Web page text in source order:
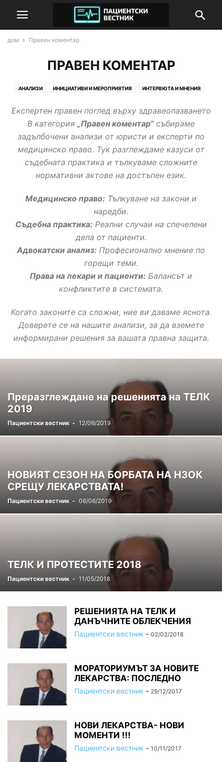
дом Правен коментар
ПРАВЕН КОМЕНТАР
АНАЛИЗИ ИНИЦИАТИВИ И МЕРОПРИЯТИЯ ИНТЕРВЮТА И МНЕНИЯ
ПРАВЕН КОМЕНТАР ПРОУЧВАНИЯ И СТАТИСТИКА
Експертен правен поглед върху здравеопазването
В категория „Правен коментар“събираме
задълбочени анализи от юристи и експерти по
медицинско право. Тук разглеждаме казуси от
съдебната практика и тълкуваме сложните
нормативни актове на достъпен език.
Медицинско право: Тълкуване на закони и
наредби.
Съдебна практика: Реални случаи на спечелени
дела от пациенти.
Адвокатски анализ: Професионално мнение по
горещи теми.
Права на лекари и пациенти: Балансът и
конфликтите в системата.
Когато законите са сложни, ние ви даваме яснота.
Доверете се на нашите анализи, за да вземете
информирани решения за вашата правна защита.
Преразглеждане на решенията на ТЕЛК
2019
Пациентски вестник - 12/06/2019
НОВИЯТ СЕЗОН НА БОРБАТА НА НЗОК
СРЕЩУ ЛЕКАРСТВАТА!
Пациентски вестник - 06/06/2019
ТЕЛК И ПРОТЕСТИТЕ 2018
Пациентски вестник - 11/05/2018
РЕШЕНИЯТА НА ТЕЛК И
ДАНЪЧНИТЕ ОБЛЕКЧЕНИЯ
Пациентски вестник - 02/02/2018
МОРАТОРИУМЪТ ЗА НОВИТЕ
ЛЕКАРСТВА: ПОСЛЕДНО
Пациентски вестник - 29/12/2017
НОВИ ЛЕКАРСТВА- НОВИ
МОМЕНТИ !!!
Пациентски вестник - 10/11/2017